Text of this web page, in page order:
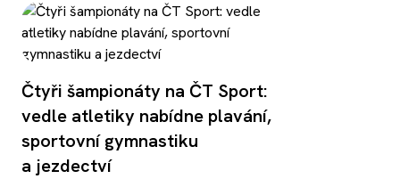
Čtyři šampionáty na ČT Sport:
vedle atletiky nabídne plavání,
sportovní gymnastiku
a jezdectví